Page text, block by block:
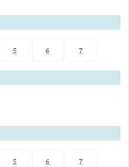
5 6 7
5 6 7